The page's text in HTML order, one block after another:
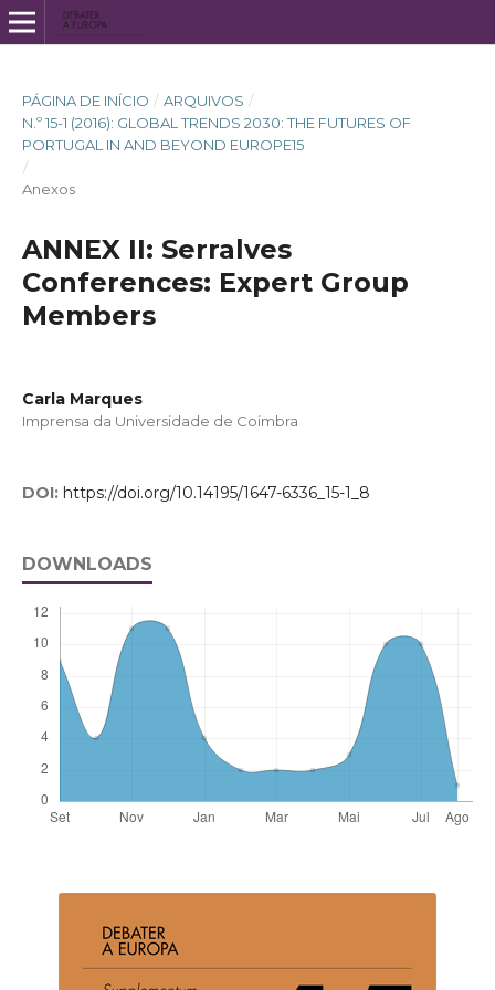
PÁGINA DE INÍCIO / ARQUIVOS /
N.º 15-1 (2016): GLOBAL TRENDS 2030: THE FUTURES OF
PORTUGAL IN AND BEYOND EUROPE15
/
Anexos
ANNEX II: Serralves
Conferences: Expert Group
Members
Carla Marques
Imprensa da Universidade de Coimbra
DOI: https://doi.org/10.14195/1647-6336_15-1_8
DOWNLOADS